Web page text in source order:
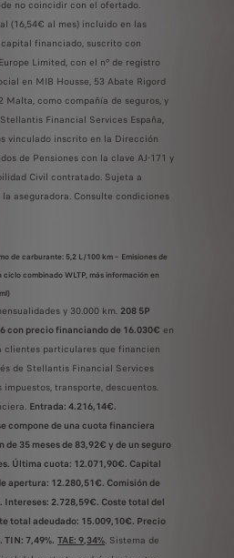
no coincidir con el ofertado.
(16,54€ al mes) incluido en las
financiado, suscrito con
Limited, con el nº de registro
en MIB Housse, 53 Abate Rigord
Malta, como compañía de seguros, y
Financial Services España,
vinculado inscrito en la Dirección
de Pensiones con la clave AJ-171 y
Civil contratado. Sujeta a
aseguradora. Consulte condiciones
de carburante: 5,2 L/100 km – Emisiones de
ciclo combinado WLTP, más información en
y 30.000 km. 208 5P
con precio financiando de 16.030€ en
clientes particulares que financien
de Stellantis Financial Services
impuestos, transporte, descuentos.
Entrada: 4.216,14€.
compone de una cuota financiera
de 35 meses de 83,92€ y de un seguro
Última cuota: 12.071,90€. Capital
apertura: 12.280,51€. Comisión de
Intereses: 2.728,59€. Coste total del
total adeudado: 15.009,10€. Precio
7,49%. TAE: 9,34%. Sistema de